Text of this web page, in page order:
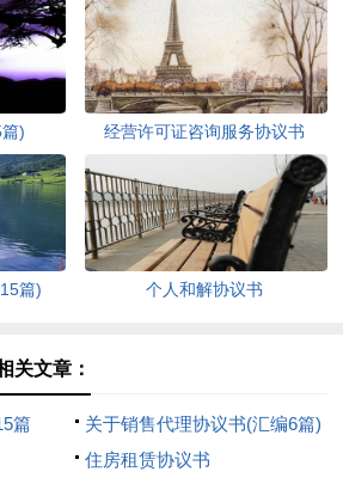
) 经营许可证咨询服务协议书
篇) 个人和解协议书
关文章：
篇
关于销售代理协议书(汇编6篇)
住房租赁协议书